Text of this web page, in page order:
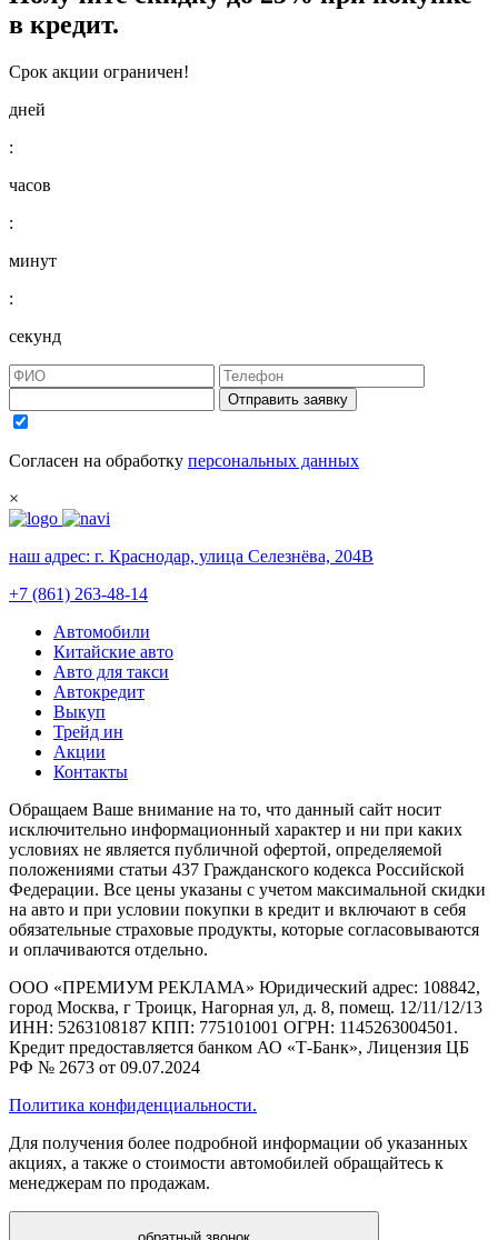
в кредит.
Срок акции ограничен!
дней
:
часов
:
минут
:
секунд
Отправить заявку
Согласен на обработку персональных данных
×
наш адрес: г. Краснодар, улица Селезнёва, 204В
+7 (861) 263-48-14
Автомобили
Китайские авто
Авто для такси
Автокредит
Выкуп
Трейд ин
Акции
Контакты
Обращаем Ваше внимание на то, что данный сайт носит
исключительно информационный характер и ни при каких
условиях не является публичной офертой, определяемой
положениями статьи 437 Гражданского кодекса Российской
Федерации. Все цены указаны с учетом максимальной скидки
на авто и при условии покупки в кредит и включают в себя
обязательные страховые продукты, которые согласовываются
и оплачиваются отдельно.
ООО «ПРЕМИУМ РЕКЛАМА» Юридический адрес: 108842,
город Москва, г Троицк, Нагорная ул, д. 8, помещ. 12/11/12/13
ИНН: 5263108187 КПП: 775101001 ОГРН: 1145263004501.
Кредит предоставляется банком АО «Т-Банк», Лицензия ЦБ
РФ № 2673 от 09.07.2024
Политика конфиденциальности.
Для получения более подробной информации об указанных
акциях, а также о стоимости автомобилей обращайтесь к
менеджерам по продажам.